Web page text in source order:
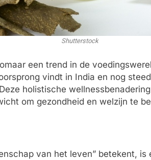
Shutterstock
een trend in de
vindt in India en nog
holistische
om gezondheid en welzijn te
van het leven” betekent,